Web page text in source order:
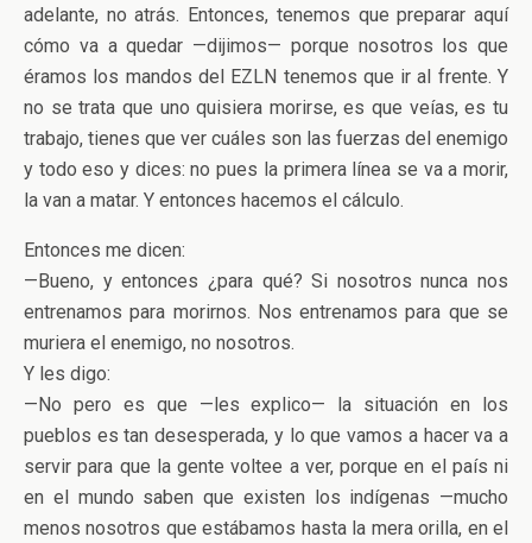
adelante, no atrás. Entonces, tenemos que preparar aquí
cómo va a quedar —dijimos— porque nosotros los que
éramos los mandos del EZLN tenemos que ir al frente. Y
no se trata que uno quisiera morirse, es que veías, es tu
trabajo, tienes que ver cuáles son las fuerzas del enemigo
y todo eso y dices: no pues la primera línea se va a morir,
la van a matar. Y entonces hacemos el cálculo.
Entonces me dicen:
—Bueno, y entonces ¿para qué? Si nosotros nunca nos
entrenamos para morirnos. Nos entrenamos para que se
muriera el enemigo, no nosotros.
Y les digo:
—No pero es que —les explico— la situación en los
pueblos es tan desesperada, y lo que vamos a hacer va a
servir para que la gente voltee a ver, porque en el país ni
en el mundo saben que existen los indígenas —mucho
menos nosotros que estábamos hasta la mera orilla, en el